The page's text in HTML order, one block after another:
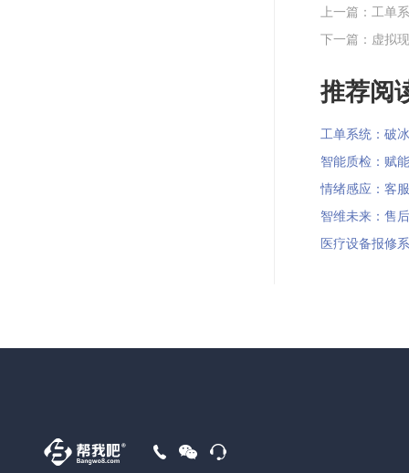
上一篇：工单
下一篇：虚拟
推荐阅
工单系统：破
智能质检：赋
情绪感应：客
智维未来：售
医疗设备报修